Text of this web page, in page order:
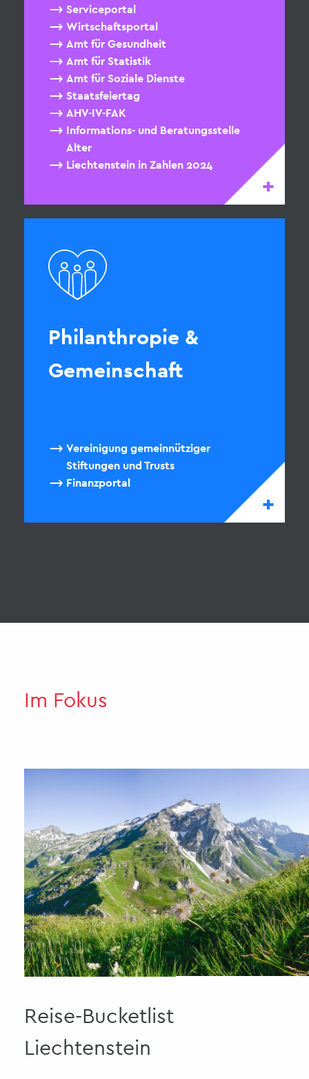
Serviceportal
Wirtschaftsportal
Amt für Gesundheit
Amt für Statistik
Amt für Soziale Dienste
Staatsfeiertag
AHV-IV-FAK
Informations- und Beratungsstelle
Alter
Liechtenstein in Zahlen 2024
+
Philanthropie &
Gemeinschaft
Vereinigung gemeinnütziger
Stiftungen und Trusts
Finanzportal
+
Im Fokus
Reise-Bucketlist
Liechtenstein